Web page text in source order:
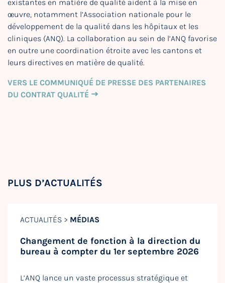
existantes en matière de qualité aident à la mise en
œuvre, notamment l’Association nationale pour le
développement de la qualité dans les hôpitaux et les
cliniques (ANQ). La collaboration au sein de l’ANQ favorise
en outre une coordination étroite avec les cantons et
leurs directives en matière de qualité.
VERS LE COMMUNIQUÉ DE PRESSE DES PARTENAIRES
DU CONTRAT QUALITÉ
PLUS D’ACTUALITÉS
ACTUALITÉS > MÉDIAS
Changement de fonction à la direction du
bureau à compter du 1er septembre 2026
L’ANQ lance un vaste processus stratégique et